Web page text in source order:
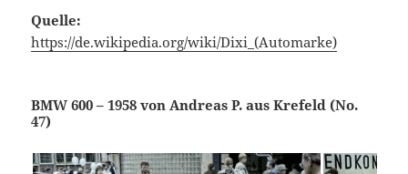
Quelle:
https://de.wikipedia.org/wiki/Dixi_(Automarke)
BMW 600 – 1958 von Andreas P. aus Krefeld (No.
47)